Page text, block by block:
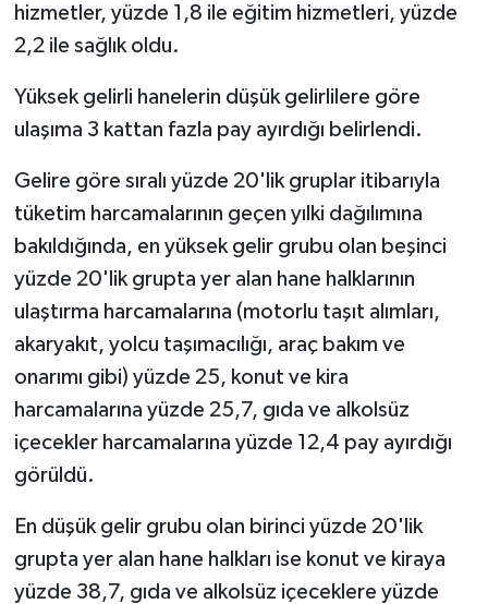
hizmetler, yüzde 1,8 ile eğitim hizmetleri, yüzde
2,2 ile sağlık oldu.
Yüksek gelirli hanelerin düşük gelirlilere göre
ulaşıma 3 kattan fazla pay ayırdığı belirlendi.
Gelire göre sıralı yüzde 20'lik gruplar itibarıyla
tüketim harcamalarının geçen yılki dağılımına
bakıldığında, en yüksek gelir grubu olan beşinci
yüzde 20'lik grupta yer alan hane halklarının
ulaştırma harcamalarına (motorlu taşıt alımları,
akaryakıt, yolcu taşımacılığı, araç bakım ve
onarımı gibi) yüzde 25, konut ve kira
harcamalarına yüzde 25,7, gıda ve alkolsüz
içecekler harcamalarına yüzde 12,4 pay ayırdığı
görüldü.
En düşük gelir grubu olan birinci yüzde 20'lik
grupta yer alan hane halkları ise konut ve kiraya
yüzde 38,7, gıda ve alkolsüz içeceklere yüzde